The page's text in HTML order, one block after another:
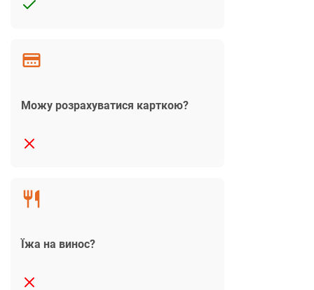
Можу розрахуватися карткою?
Їжа на винос?